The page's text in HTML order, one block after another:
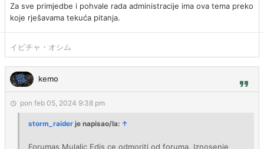
Za sve primjedbe i pohvale rada administracije ima ova tema preko
koje rješavama tekuća pitanja.
イビチャ・オシム
kemo
pon feb 05, 2024 9:38 pm
storm_raider je napisao/la: ↑
Forumas Mulalic Edis ce odmoriti od foruma. Iznosenje